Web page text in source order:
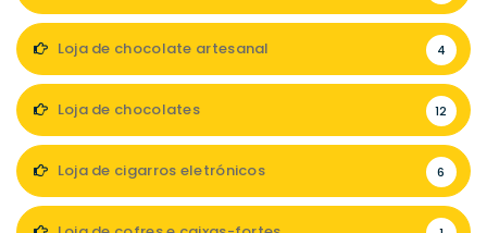
Loja de chocolate artesanal 4
Loja de chocolates 12
Loja de cigarros eletrónicos 6